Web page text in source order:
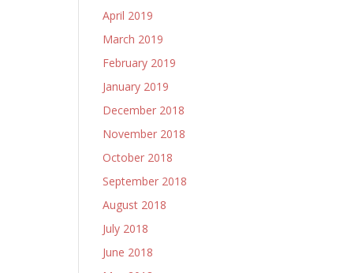
April 2019
March 2019
February 2019
January 2019
December 2018
November 2018
October 2018
September 2018
August 2018
July 2018
June 2018